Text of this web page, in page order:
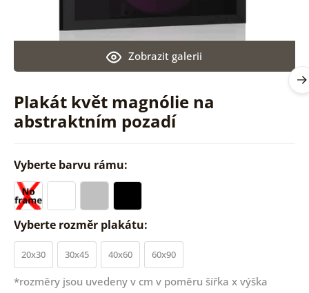
Plakát květ magnólie na
abstraktním pozadí
Zobrazit galerii
Vyberte barvu rámu:
Vyberte rozměr plakátu:
20x30 30x45 40x60 60x90
*rozměry jsou uvedeny v cm v poměru šířka x výška